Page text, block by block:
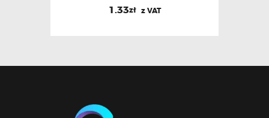
1.33zł z VAT